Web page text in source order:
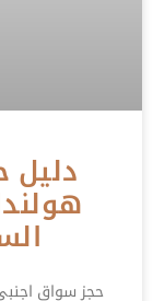
دليل
حجز سواق